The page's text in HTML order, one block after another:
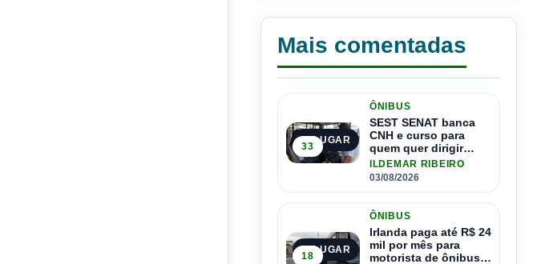
Mais comentadas
1º LUGAR
33
ÔNIBUS
SEST SENAT banca
CNH e curso para
quem quer dirigir
ônibus
ILDEMAR RIBEIRO
03/08/2026
2º LUGAR
18
ÔNIBUS
Irlanda paga até R$ 24
mil por mês para
motorista de ônibus e